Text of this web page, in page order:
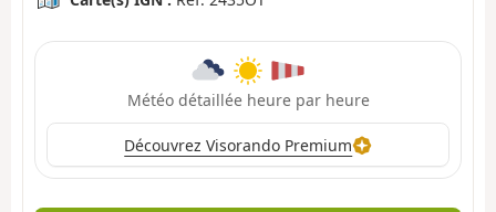
Météo détaillée heure par heure
Découvrez Visorando Premium